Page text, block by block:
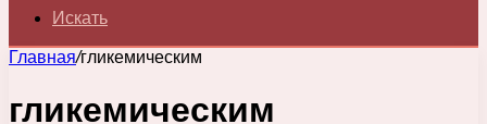
Искать
Главная/гликемическим
гликемическим